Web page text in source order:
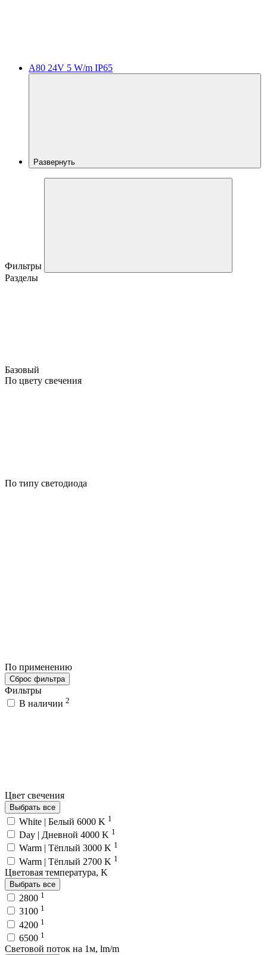
A80 24V 5 W/m IP65
Развернуть
Фильтры
Разделы
Базовый
По цвету свечения
По типу светодиода
По применению
Сброс фильтра
Фильтры
В наличии 2
Цвет свечения
Выбрать все
White | Белый 6000 K 1
Day | Дневной 4000 K 1
Warm | Тёплый 3000 K 1
Warm | Тёплый 2700 K 1
Цветовая температура, K
Выбрать все
2800 1
3100 1
4200 1
6500 1
Световой поток на 1м, lm/m